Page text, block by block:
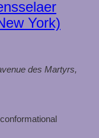
York)
des Martyrs,